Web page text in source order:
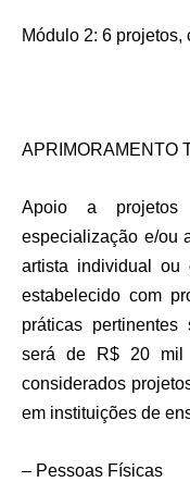
Módulo 2: 6
APRIMORAMENTO
Apoio a projetos
especialização e/ou
artista individual ou
estabelecido com
práticas
será de R$ 20 mil
considerados
em instituições de
– Pessoas Físicas